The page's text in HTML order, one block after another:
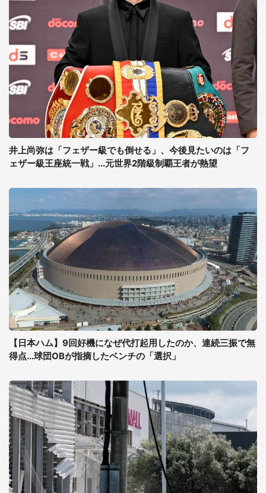
井上尚弥は「フェザー級でも倒せる」、今後見たいのは「フ
ェザー級王座統一戦」...元世界2階級制覇王者が熱望
【日本ハム】9回好機になぜ代打起用したのか、連続三振で無
得点...球団OBが指摘したベンチの「選択」